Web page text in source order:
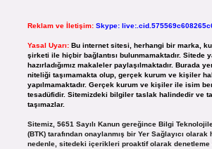
Reklam ve İletişim: Skype:
Yasal Uyarı: Bu internet sitesi, herhangi bir marka,
şirketi ile hiçbir bağlantısı bulunmamaktadır. Sitede
hazırladığımız makaleler paylaşılmaktadır. Burada
niteliği taşımamakta olup, gerçek kurum ve kişiler
yapılmamaktadır. Gerçek kurum ve kişiler ile isim
tesadüfidir. Sitemizdeki bilgiler taslak halindedir ve
taşımazlar.
Sitemiz, 5651 Sayılı Kanun gereğince Bilgi
(BTK) tarafından onaylanmış bir Yer Sağlayıcı
nedenle, sitedeki içerikleri proaktif olarak denetleme